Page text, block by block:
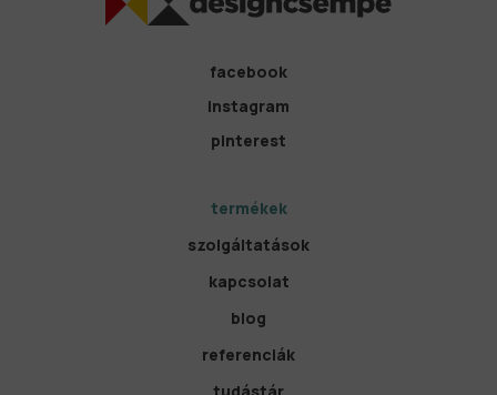
facebook
instagram
pinterest
termékek
szolgáltatások
kapcsolat
blog
referenciák
tudástár